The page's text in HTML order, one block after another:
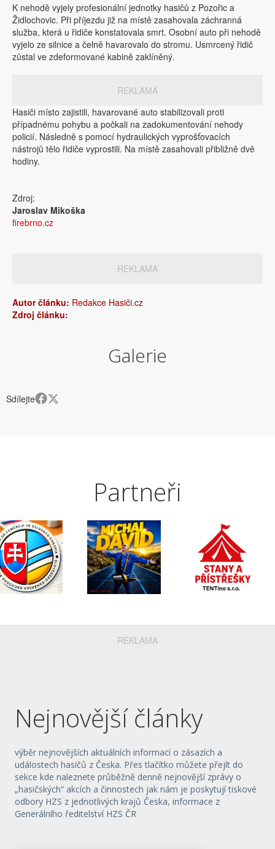
K nehodě vyjely profesionální jednotky hasičů z Pozořic a
Židlochovic. Při příjezdu již na místě zasahovala záchranná
služba, která u řidiče konstatovala smrt. Osobní auto při nehodě
vyjelo ze silnice a čelně havarovalo do stromu. Usmrcený řidič
zůstal ve zdeformované kabině zaklíněný.
REKLAMA
Hasiči místo zajistili, havarované auto stabilizovali proti
případnému pohybu a počkali na zadokumentování nehody
policií. Následně s pomocí hydraulických vyprošťovacích
nástrojů tělo řidiče vyprostili. Na místě zasahovali přibližně dvě
hodiny.
Zdroj:
Jaroslav Mikoška
firebrno.cz
REKLAMA
Autor článku: Redakce Hasiči.cz
Zdroj článku:
Galerie
Sdílejte
Partneři
REKLAMA
Nejnovější články
výběr nejnovějších aktuálních informací o zásazích a
událostech hasičů z Česka. Přes tlačítko můžete přejít do
sekce kde naleznete průběžně denně nejnovější zprávy o
„hasičských“ akcích a činnostech jak nám je poskytují tiskové
odbory HZS z jednotlivých krajů Česka, informace z
Generálního ředitelství HZS ČR